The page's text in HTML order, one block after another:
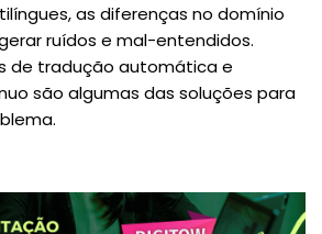
as diferenças no domínio
ruídos e mal-entendidos.
de tradução automática e
são algumas das soluções para